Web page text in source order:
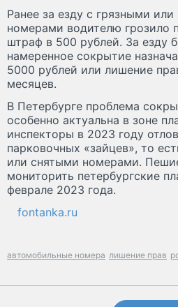
Ранее за езду с грязными
номерами водителю грозило
штраф в 500 рублей. За езду
намеренное сокрытие
5000 рублей или лишение
месяцев.
В Петербурге проблема
особенно актуальна в зоне
инспекторы в 2023 году
парковочных «зайцев», то
или снятыми номерами.
мониторить петербургские
феврале 2023 года.
fontanka.ru
автомобильные номера лишение прав